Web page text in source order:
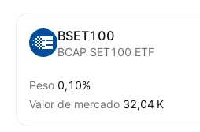
BSET100
BCAP SET100 ETF
Peso 0,10%
Valor de mercado ‪32,04 K‬